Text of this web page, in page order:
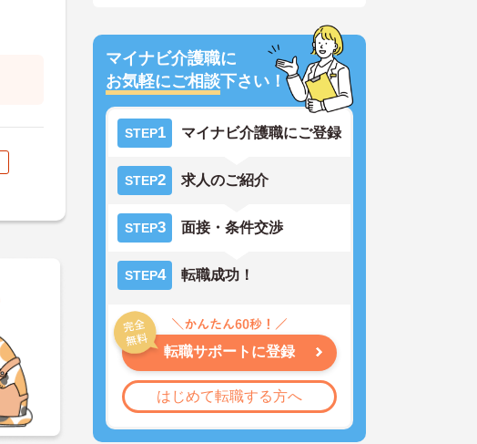
マイナビ介護職に
お気軽にご相談下さい！
STEP1 マイナビ介護職にご登録
STEP2 求人のご紹介
STEP3 面接・条件交渉
STEP4 転職成功！
転職サポートに登録
はじめて転職する方へ